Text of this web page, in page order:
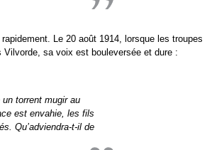
Le 20 août 1914, lorsque les troupes
Vilvorde, sa voix est bouleversée et dure :
torrent mugir au
est envahie, les fils
Qu’adviendra-t-il de